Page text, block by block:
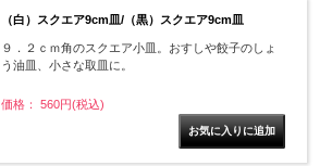
（白）スクエア9cm皿/（黒）スクエア9cm皿
９．２ｃｍ角のスクエア小皿。おすしや餃子のしょ
う油皿、小さな取皿に。
価格： 560円(税込)